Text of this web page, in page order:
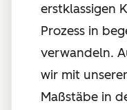
erstklassigen
Prozess in
verwandeln.
wir mit
Maßstäbe in